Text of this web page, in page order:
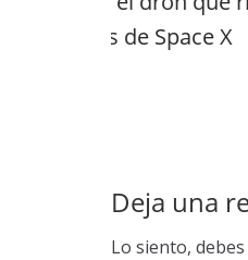
Deja una
Lo siento,